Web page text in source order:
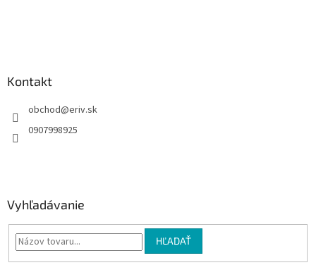
Kontakt
obchod@eriv.sk
0907998925
Vyhľadávanie
HĽADAŤ